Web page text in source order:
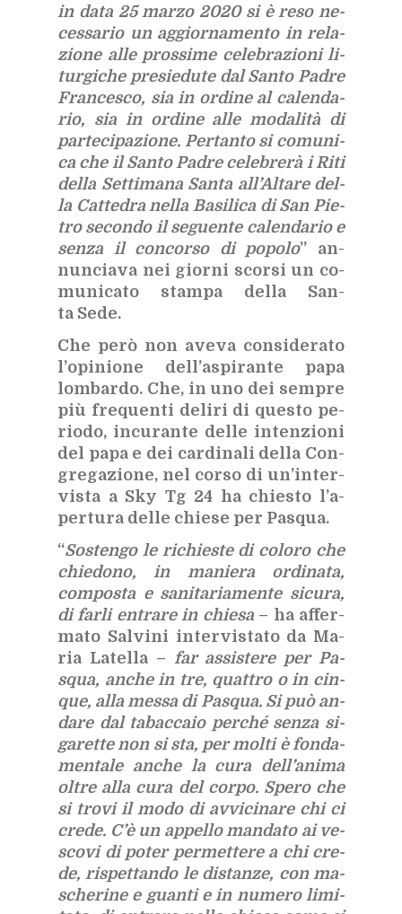
in data 25 mar­zo 2020 si è reso ne­
ces­sa­rio un ag­gior­na­men­to in re­la­
zio­ne alle pros­si­me ce­le­bra­zio­ni li­
tur­gi­che pre­sie­du­te dal San­to Pa­dre
Fran­ce­sco, sia in or­di­ne al ca­len­da­
rio, sia in or­di­ne alle mo­da­li­tà di
par­te­ci­pa­zio­ne. Per­tan­to si co­mu­ni­
ca che il San­to Pa­dre ce­le­bre­rà i Riti
del­la Set­ti­ma­na San­ta al­l’Al­ta­re del­
la Cat­te­dra nel­la Ba­si­li­ca di San Pie­
tro se­con­do il se­guen­te ca­len­da­rio e
sen­za il con­cor­so di po­po­lo” an­
nun­cia­va nei gior­ni scor­si un co­
mu­ni­ca­to stam­pa del­la San­
ta Sede.
Che però non ave­va con­si­de­ra­to
l’o­pi­nio­ne del­l’a­spi­ran­te papa
lom­bar­do. Che, in uno dei sem­pre
più fre­quen­ti de­li­ri di que­sto pe­
rio­do, in­cu­ran­te del­le in­ten­zio­ni
del papa e dei car­di­na­li del­la Con­
gre­ga­zio­ne, nel cor­so di un’in­ter­
vi­sta a Sky Tg 24 ha chie­sto l’a­
per­tu­ra del­le chie­se per Pa­squa.
“So­sten­go le ri­chie­ste di co­lo­ro che
chie­do­no, in ma­nie­ra or­di­na­ta,
com­po­sta e sa­ni­ta­ria­men­te si­cu­ra,
di far­li en­tra­re in chie­sa– ha af­fer­
ma­to Sal­vi­ni in­ter­vi­sta­to da Ma­
ria La­tel­la – far as­si­ste­re per Pa­
squa, an­che in tre, quat­tro o in cin­
que, alla mes­sa di Pa­squa. Si può an­
da­re dal ta­bac­ca­io per­ché sen­za si­
ga­ret­te non si sta, per mol­ti è fon­da­
men­ta­le an­che la cura del­l’a­ni­ma
ol­tre alla cura del cor­po. Spe­ro che
si tro­vi il modo di av­vi­ci­na­re chi ci
cre­de. C’è un ap­pel­lo man­da­to ai ve­
sco­vi di po­ter per­met­te­re a chi cre­
de, ri­spet­tan­do le di­stan­ze, con ma­
sche­ri­ne e guan­ti e in nu­me­ro li­mi­